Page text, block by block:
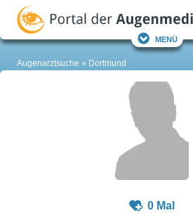
Menü
Augenarztsuche Dortmund
0 Mal